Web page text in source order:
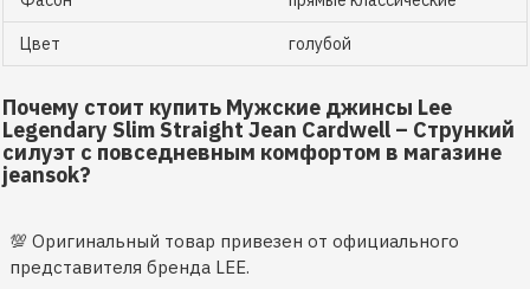
Цвет голубой
Почему стоит купить Мужские джинсы Lee
Legendary Slim Straight Jean Cardwell – Стрункий
силуэт с повседневным комфортом в магазине
jeansok?
💯 Оригинальный товар привезен от официального
представителя бренда LEE.